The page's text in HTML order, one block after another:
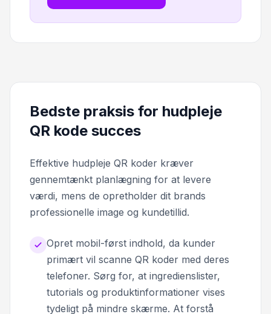
Bedste praksis for hudpleje
QR kode succes
Effektive hudpleje QR koder kræver
gennemtænkt planlægning for at levere
værdi, mens de opretholder dit brands
professionelle image og kundetillid.
Opret mobil-først indhold, da kunder
primært vil scanne QR koder med deres
telefoner. Sørg for, at ingredienslister,
tutorials og produktinformationer vises
tydeligt på mindre skærme. At forstå